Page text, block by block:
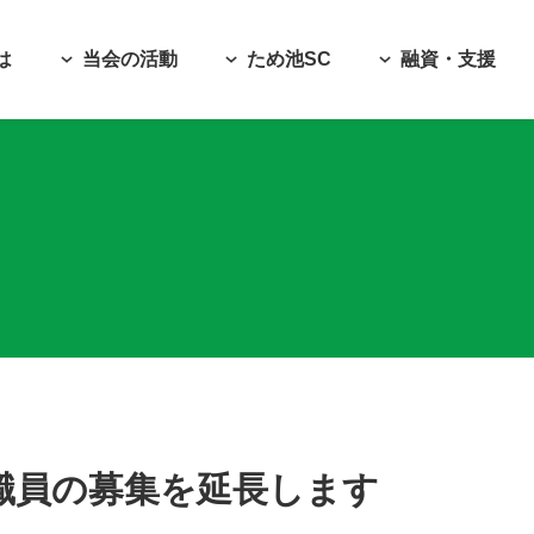
当会の活動 ため池SC 融資・支援
員の募集を延長します